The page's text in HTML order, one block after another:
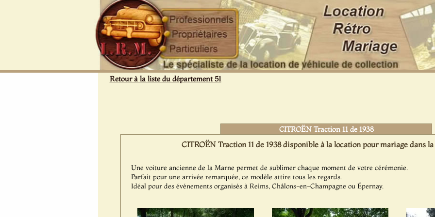
Retour à la liste du département 51
CITROËN Traction 11 de 1938
CITROËN Traction 11 de 1938 disponible à la location pour mariage dans
Une voiture ancienne de la Marne permet de sublimer chaque moment de votre cérémonie.
Parfait pour une arrivée remarquée, ce modèle attire tous les regards.
Idéal pour des événements organisés à Reims, Châlons-en-Champagne ou Épernay.
Panneau de gestion des cookies